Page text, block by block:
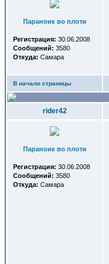
Параноик во плоти
Регистрация: 30.06.2008
Сообщений: 3580
Откуда: Самара
В начало страницы
rider42
Параноик во плоти
Регистрация: 30.06.2008
Сообщений: 3580
Откуда: Самара